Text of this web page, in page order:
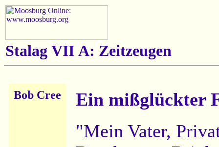
Stalag VII A: Zeitzeugen
Bob Cree
Ein mißglückter
"Mein Vater,